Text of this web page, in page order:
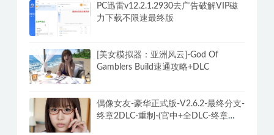
PC迅雷v12.2.1.2930去广告破解VIP磁
力下载不限速最终版
[美女模拟器：亚洲风云]-God Of
Gamblers Build速通攻略+DLC
偶像女友-豪华正式版-V2.6.2-最终分支-
终章2DLC-重制-(官中+全DLC-终章